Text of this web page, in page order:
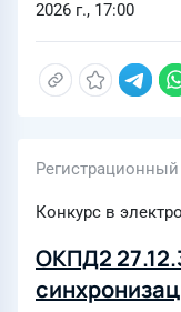
2026 г., 17:00
Конкурс в
ОКПД2